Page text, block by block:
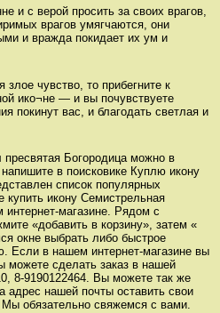
и с верой просить за своих врагов,
врагов умягчаются, они
и вражда покидает их ум и
чувство, то прибегните к
ико¬не — и вы почувствуете
покинут вас, и благодать светлая и
пресвятая Богородица можно в
в поисковике Куплю икону
список популярных
купить икону Семистрельная
магазине. Рядом с
«добавить в корзину», затем «
окне выбрать либо быстрое
Если в нашем интернет-магазине вы
сделать заказ в нашей
8-9190122464. Вы можете так же
адрес нашей почты оставить свои
обязательно свяжемся с вами.